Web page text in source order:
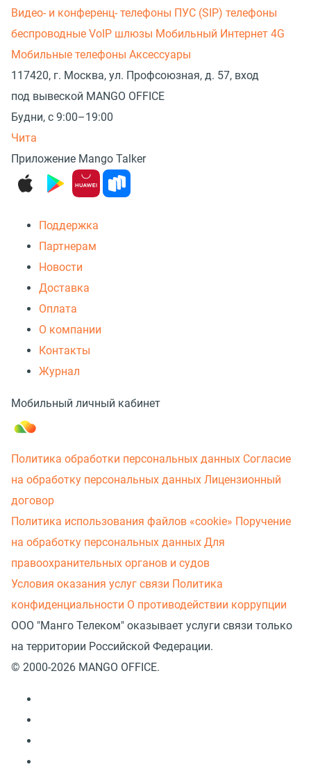
Видео- и конференц- телефоны ПУС (SIP) телефоны
беспроводные VoIP шлюзы Мобильный Интернет 4G
Мобильные телефоны Аксессуары
117420, г. Москва, ул. Профсоюзная, д. 57, вход
под вывеской MANGO OFFICE
Будни, с 9:00–19:00
Чита
Приложение Mango Talker
Поддержка
Партнерам
Новости
Доставка
Оплата
О компании
Контакты
Журнал
Мобильный личный кабинет
Политика обработки персональных данных Согласие
на обработку персональных данных Лицензионный
договор
Политика использования файлов «cookie» Поручение
на обработку персональных данных Для
правоохранительных органов и судов
Условия оказания услуг связи Политика
конфиденциальности О противодействии коррупции
ООО "Манго Телеком" оказывает услуги связи только
на территории Российской Федерации.
© 2000-2026 MANGO OFFICE.